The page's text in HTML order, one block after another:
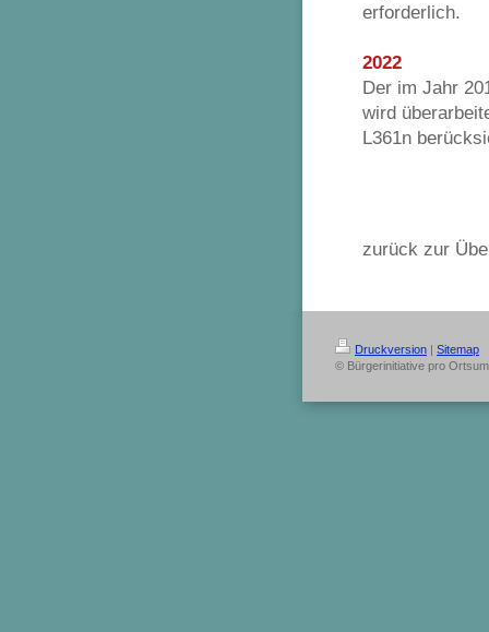
erforderlich.
2022
Der im Jahr
wird
L361n
zurück zur
Druckversion | Sitemap
© Bürgerinitiative pro